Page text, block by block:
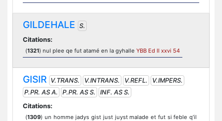
GILDEHALE S.
Citations:
(1321) nul plee qe fut atamé en la gyhalle YBB Ed II xxvi 54
GISIR V.TRANS. V.INTRANS. V.REFL.
V.IMPERS.
P.PR. AS A.
P.PR. AS S.
INF. AS S.
Citations:
(1309) un homme jadys gist just juyst malade et fut si feble q’il